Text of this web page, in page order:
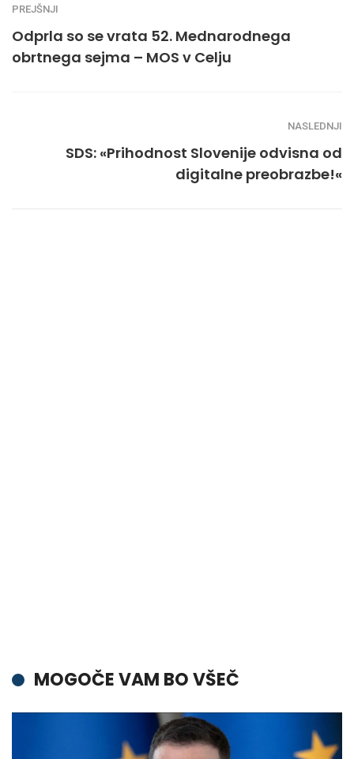
PREJŠNJI
Odprla so se vrata 52. Mednarodnega
obrtnega sejma – MOS v Celju
NASLEDNJI
SDS: «Prihodnost Slovenije odvisna od
digitalne preobrazbe!«
MOGOČE VAM BO VŠEČ